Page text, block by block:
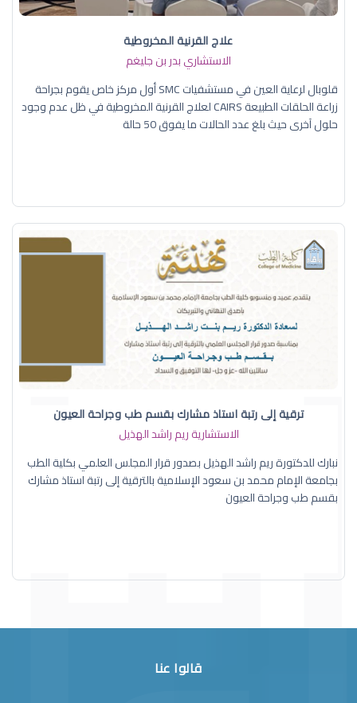
علاج القرنية المخروطية
الاستشاري بدر بن جليغم
قلوبال لرعاية العين في مستشفيات SMC أول مركز خاص يقوم بجراحة
زراعة الحلقات الطبيعة CAIRS لعلاج القرنية المخروطية في ظل عدم وجود
حلول آخرى حيث بلغ عدد الحالات ما يفوق 50 حالة
ترقية إلى رتبة استاذ مشارك بقسم طب وجراحة العيون
الاستشارية ريم راشد الهذيل
نبارك للدكتورة ريم راشد الهذيل بصدور قرار المجلس العلمي بكلية الطب
بجامعة الإمام محمد بن سعود الإسلامية بالترقية إلى رتبة استاذ مشارك
بقسم طب وجراحة العيون
قالوا عنا